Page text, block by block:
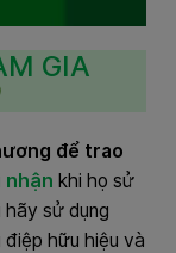
GIA
để trao
nhận khi họ sử
sử dụng
hữu hiệu và